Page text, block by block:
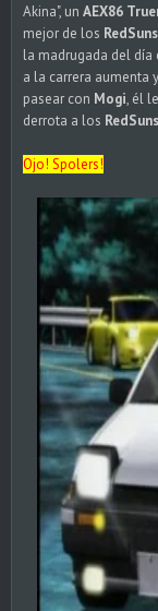
Akina", un AEX86
mejor de los RedSuns
la madrugada del día
a la carrera aumenta
pasear con Mogi, él
derrota a los RedSuns
Ojo! Spolers!